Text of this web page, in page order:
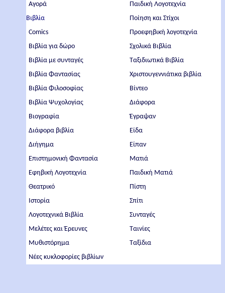
Αγορά
Βιβλία
Comics
Βιβλία για δώρο
Βιβλία με συνταγές
Βιβλία Φαντασίας
Βιβλία Φιλοσοφίας
Βιβλία Ψυχολογίας
Βιογραφία
Διάφορα βιβλία
Διήγημα
Επιστημονική Φαντασία
Εφηβική Λογοτεχνία
Θεατρικό
Ιστορία
Λογοτεχνικά Βιβλία
Μελέτες και Έρευνες
Μυθιστόρημα
Νέες κυκλοφορίες βιβλίων
Παιδική Λογοτεχνία
Ποίηση και Στίχοι
Προεφηβική λογοτεχνία
Σχολικά Βιβλία
Ταξιδιωτικά Βιβλία
Χριστουγεννιάτικα βιβλία
Βίντεο
Διάφορα
Έγραψαν
Είδα
Είπαν
Ματιά
Παιδική Ματιά
Πίστη
Σπίτι
Συνταγές
Ταινίες
Ταξίδια